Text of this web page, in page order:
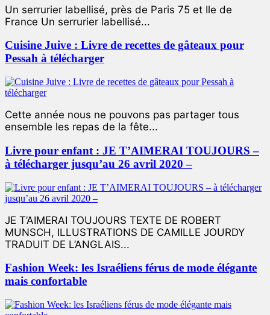
Un serrurier labellisé, près de Paris 75 et Ile de
France Un serrurier labellisé...
Cuisine Juive : Livre de recettes de gâteaux pour
Pessah à télécharger
Cette année nous ne pouvons pas partager tous
ensemble les repas de la fête...
Livre pour enfant : JE T’AIMERAI TOUJOURS –
à télécharger jusqu’au 26 avril 2020 –
JE T’AIMERAI TOUJOURS TEXTE DE ROBERT
MUNSCH, ILLUSTRATIONS DE CAMILLE JOURDY
TRADUIT DE L’ANGLAIS...
Fashion Week: les Israéliens férus de mode élégante
mais confortable